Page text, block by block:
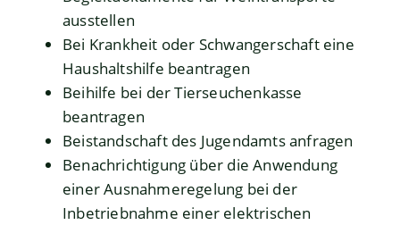
ausstellen
Bei Krankheit oder Schwangerschaft eine
Haushaltshilfe beantragen
Beihilfe bei der Tierseuchenkasse
beantragen
Beistandschaft des Jugendamts anfragen
Benachrichtigung über die Anwendung
einer Ausnahmeregelung bei der
Inbetriebnahme einer elektrischen